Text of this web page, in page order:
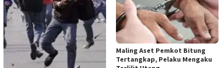
Maling Aset Pemkot Bitung
Tertangkap, Pelaku Mengaku